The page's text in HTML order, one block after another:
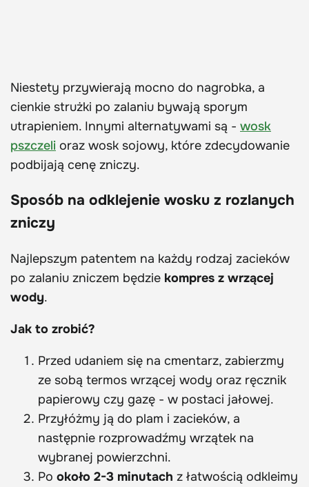
Niestety przywierają mocno do nagrobka, a
cienkie strużki po zalaniu bywają sporym
utrapieniem. Innymi alternatywami są - wosk
pszczeli oraz wosk sojowy, które zdecydowanie
podbijają cenę zniczy.
Sposób na odklejenie wosku z rozlanych
zniczy
Najlepszym patentem na każdy rodzaj zacieków
po zalaniu zniczem będzie kompres z wrzącej
wody.
Jak to zrobić?
Przed udaniem się na cmentarz, zabierzmy
ze sobą termos wrzącej wody oraz ręcznik
papierowy czy gazę - w postaci jałowej.
Przyłóżmy ją do plam i zacieków, a
następnie rozprowadźmy wrzątek na
wybranej powierzchni.
Po około 2-3 minutach z łatwością odkleimy